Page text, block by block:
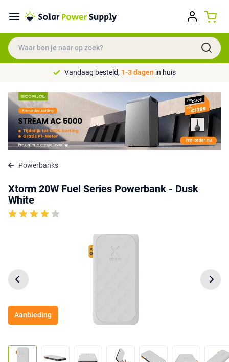
Vandaag besteld, 1-3 dagen in huis
Powerbanks
Xtorm 20W Fuel Series Powerbank - Dusk
White
Aanbieding